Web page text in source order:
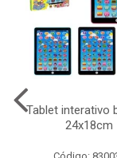
Tablet interativo
24x18cm